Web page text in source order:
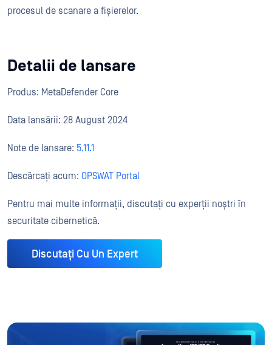
procesul de scanare a fișierelor.
Detalii de lansare
Produs: MetaDefender Core
Data lansării: 28 August 2024
Note de lansare: 5.11.1
Descărcați acum: OPSWAT Portal
Pentru mai multe informații, discutați cu experții noștri în
securitate cibernetică.
Discutați Cu Un Expert